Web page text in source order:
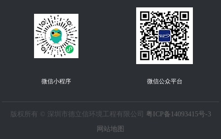
微信公众平台
微信小程序
版权所有 © 深圳市德立信环境工程有限公司
粤ICP备14093415号-3
网站地图